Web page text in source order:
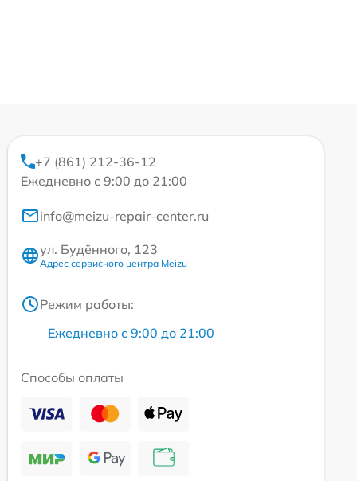
+7 (861) 212-36-12
Ежедневно с 9:00 до 21:00
info@meizu-repair-center.ru
ул. Будённого, 123
Адрес сервисного центра Meizu
Режим работы:
Ежедневно с 9:00 до 21:00
Способы оплаты